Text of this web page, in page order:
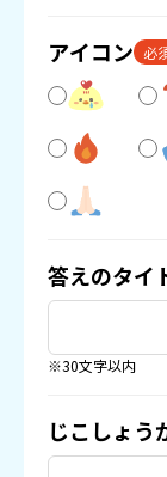
アイコン 必
答えのタイ
※30文字以内
じこしょう